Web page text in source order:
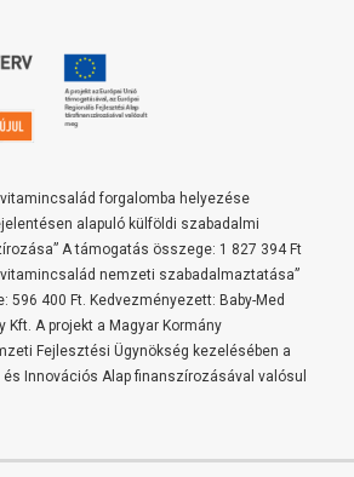
forgalomba helyezése
alapuló külföldi szabadalmi
A támogatás összege: 1 827 394 Ft
nemzeti szabadalmaztatása”
596 400 Ft. Kedvezményezett: Baby-Med
Kft. A projekt a Magyar Kormány
Fejlesztési Ügynökség kezelésében a
Innovációs Alap finanszírozásával valósul